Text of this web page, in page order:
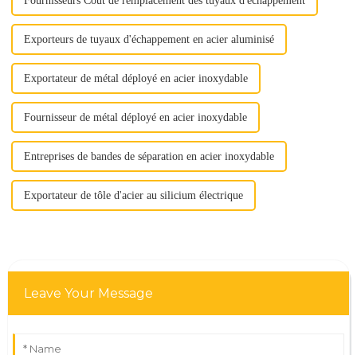
Exporteurs de tuyaux d'échappement en acier aluminisé
Exportateur de métal déployé en acier inoxydable
Fournisseur de métal déployé en acier inoxydable
Entreprises de bandes de séparation en acier inoxydable
Exportateur de tôle d'acier au silicium électrique
Leave Your Message